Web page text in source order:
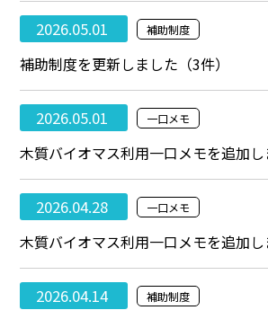
2026.05.01 補助制度
補助制度を更新しました（3件）
2026.05.01 一口メモ
木質バイオマス利用一口メモを追加
2026.04.28 一口メモ
木質バイオマス利用一口メモを追加
2026.04.14 補助制度